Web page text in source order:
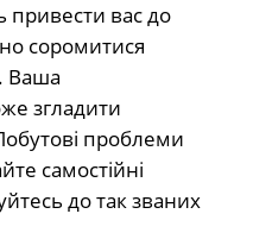
вас до
соромитися
Ваша
згладити
проблеми
самостійні
до так званих